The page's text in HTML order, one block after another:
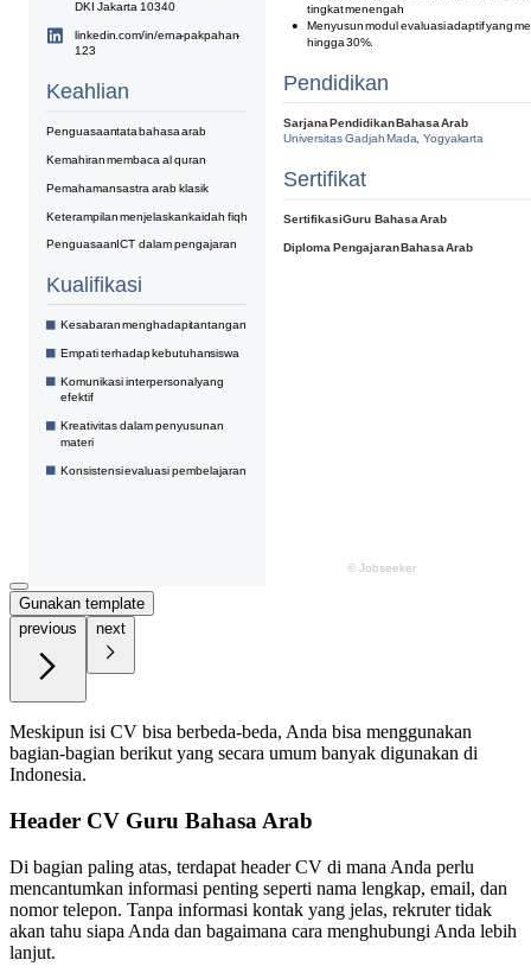
Gunakan template
previous
next
Meskipun isi CV bisa berbeda-beda, Anda bisa menggunakan
bagian-bagian berikut yang secara umum banyak digunakan di
Indonesia.
Header CV Guru Bahasa Arab
Di bagian paling atas, terdapat header CV di mana Anda perlu
mencantumkan informasi penting seperti nama lengkap, email, dan
nomor telepon. Tanpa informasi kontak yang jelas, rekruter tidak
akan tahu siapa Anda dan bagaimana cara menghubungi Anda lebih
lanjut.